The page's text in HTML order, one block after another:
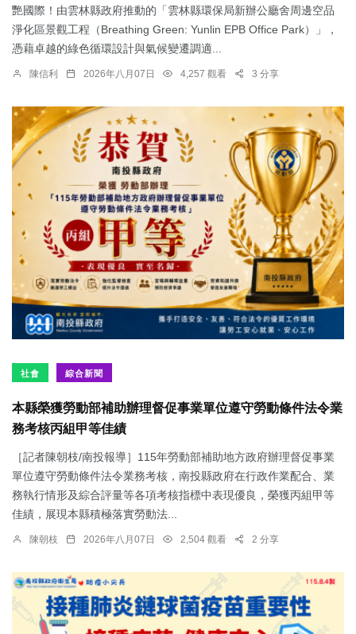
艷國際！由雲林縣政府推動的「雲林縣環保局新辦公廳舍周邊空品
淨化區景觀工程（Breathing Green: Yunlin EPB Office Park）」，
憑藉卓越的綠色循環設計與氣候變遷調適...
陳信利 2026年八月07日 4,257 觀看 3 分享
社會 綜合新聞
本縣榮獲勞動部補助辦理督促事業單位遵守勞動條件法令業
務考核丙組甲等佳績
［記者陳朝枝/南投報導］115年勞動部補助地方政府辦理督促事業
單位遵守勞動條件法令業務考核，南投縣政府在行政作業配合、業
務執行情形及綜合評量等各項考核指標中表現優良，榮獲丙組甲等
佳績，展現本縣積極落實勞動法...
陳朝枝 2026年八月07日 2,504 觀看 2 分享